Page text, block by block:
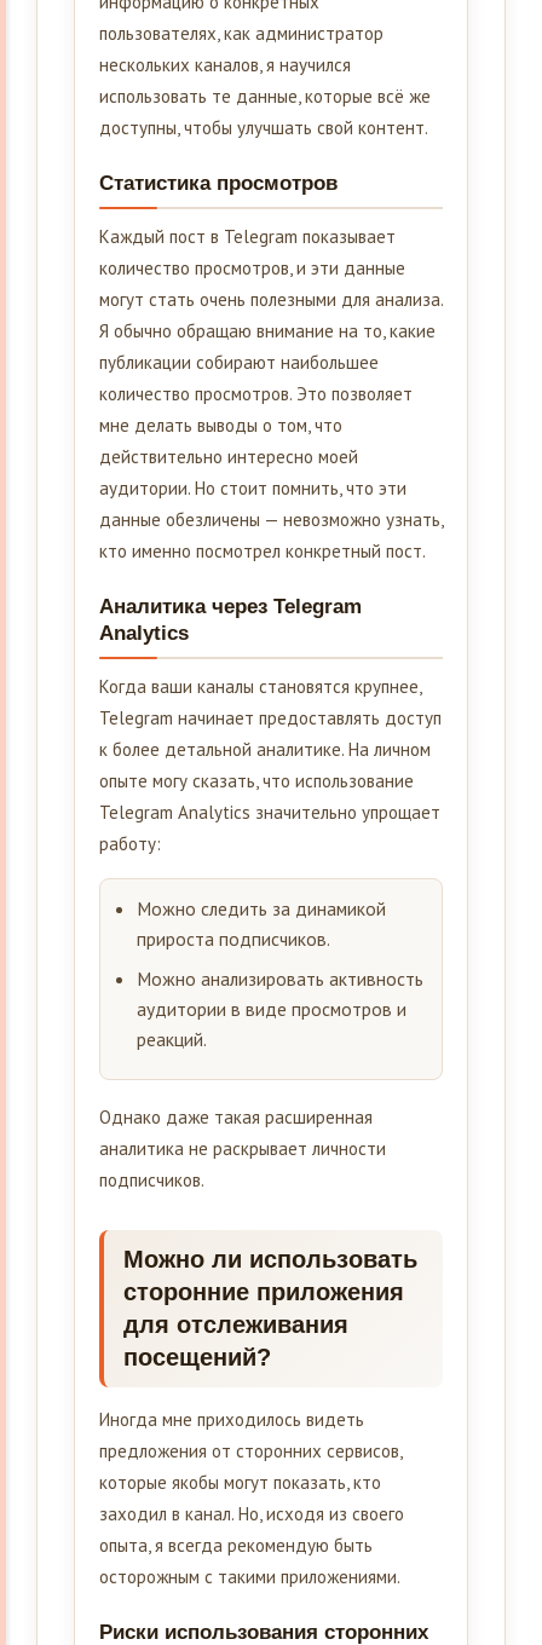
пользователях, как администратор
нескольких каналов, я научился
использовать те данные, которые всё же
доступны, чтобы улучшать свой контент.
Статистика просмотров
Каждый пост в Telegram показывает
количество просмотров, и эти данные
могут стать очень полезными для анализа.
Я обычно обращаю внимание на то, какие
публикации собирают наибольшее
количество просмотров. Это позволяет
мне делать выводы о том, что
действительно интересно моей
аудитории. Но стоит помнить, что эти
данные обезличены — невозможно узнать,
кто именно посмотрел конкретный пост.
Аналитика через Telegram
Analytics
Когда ваши каналы становятся крупнее,
Telegram начинает предоставлять доступ
к более детальной аналитике. На личном
опыте могу сказать, что использование
Telegram Analytics значительно упрощает
работу:
Можно следить за динамикой
прироста подписчиков.
Можно анализировать активность
аудитории в виде просмотров и
реакций.
Однако даже такая расширенная
аналитика не раскрывает личности
подписчиков.
Можно ли использовать
сторонние приложения
для отслеживания
посещений?
Иногда мне приходилось видеть
предложения от сторонних сервисов,
которые якобы могут показать, кто
заходил в канал. Но, исходя из своего
опыта, я всегда рекомендую быть
осторожным с такими приложениями.
Риски использования сторонних